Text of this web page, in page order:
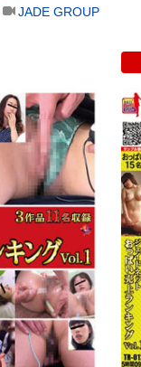
白濁液おなら
り投稿 脳イ
JADE GROUP